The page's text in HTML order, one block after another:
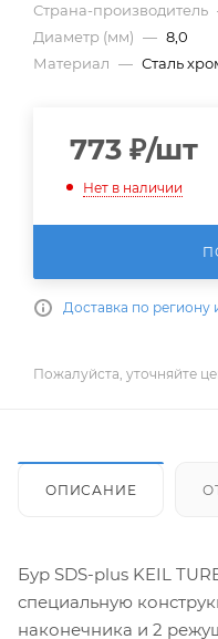
Страна-производитель
Диаметр (мм) — 8,0
Материал — Сталь
773 ₽/шт
Нет в наличии
Доставка по региону
Пожалуйста, уточняйте
ОПИСАНИЕ
Бур SDS-plus KEIL
специальную
наконечника и 2